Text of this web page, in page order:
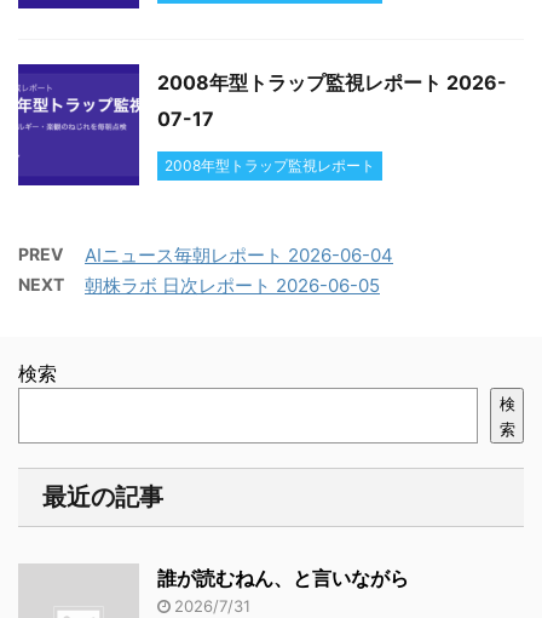
2008年型トラップ監視レポート 2026-
07-17
2008年型トラップ監視レポート
PREV AIニュース毎朝レポート 2026-06-04
NEXT 朝株ラボ 日次レポート 2026-06-05
検索
検
索
最近の記事
誰が読むねん、と言いながら
2026/7/31